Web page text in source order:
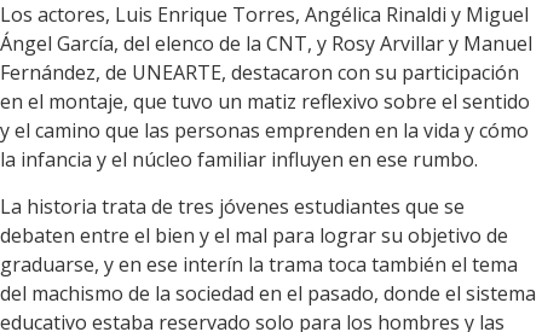
Los actores, Luis Enrique Torres, Angélica Rinaldi y Miguel
Ángel García, del elenco de la CNT, y Rosy Arvillar y Manuel
Fernández, de UNEARTE, destacaron con su participación
en el montaje, que tuvo un matiz reflexivo sobre el sentido
y el camino que las personas emprenden en la vida y cómo
la infancia y el núcleo familiar influyen en ese rumbo.
La historia trata de tres jóvenes estudiantes que se
debaten entre el bien y el mal para lograr su objetivo de
graduarse, y en ese interín la trama toca también el tema
del machismo de la sociedad en el pasado, donde el sistema
educativo estaba reservado solo para los hombres y las